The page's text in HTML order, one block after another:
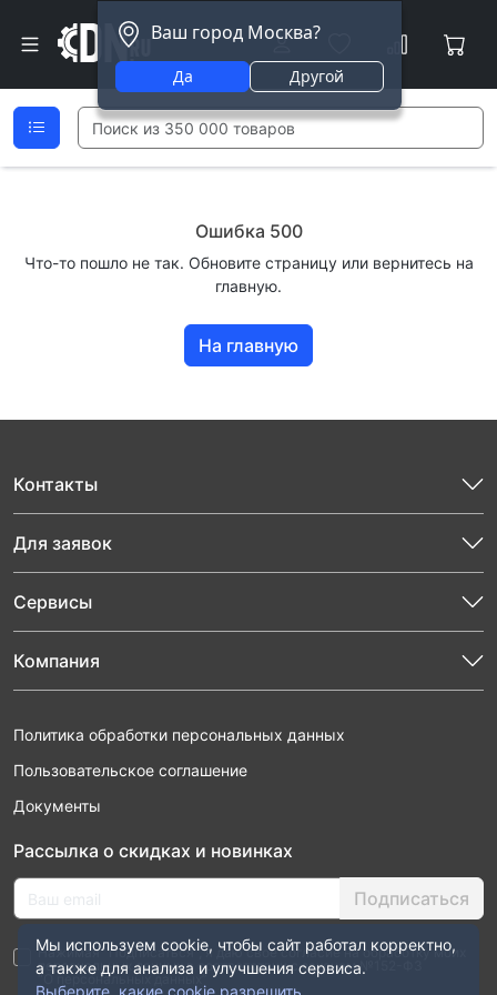
Ваш город Москва?
Да Другой
Ошибка 500
Что-то пошло не так. Обновите страницу или вернитесь на
главную.
На главную
Контакты
Для заявок
Сервисы
Компания
Политика обработки персональных данных
Пользовательское соглашение
Документы
Рассылка о скидках и новинках
Подписаться
Нажимая “Подписаться”, я даю свое согласие на обработку моих
персональных данных в соответствии с законом №152-ФЗ
“О персональных данных”
Мы используем cookie, чтобы сайт работал корректно,
а также для анализа и улучшения сервиса.
Выберите, какие cookie разрешить